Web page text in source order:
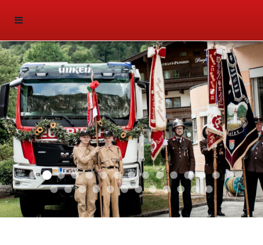
Aktuell 046
Aktuell 047
Start 011
Aktuell 044
Aktuell 043
Aktuell 041
Aktuell 042
Aktuell 035
Aktuell 031
Aktuell 032
Aktuell 033
Aktuell 029
Aktuell 027
Aktuell 026
Start
Aktuell 024
Aktuell 019
Auto 010Start 010Start 002
Auto 002
Auto 009Auto 006Start 008Start 005Start 003
Start 006